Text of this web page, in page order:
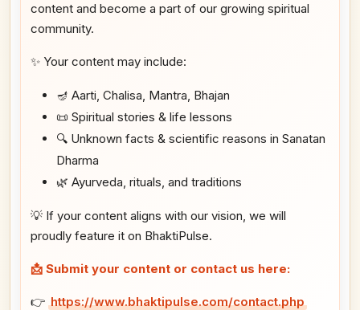
content and become a part of our growing spiritual
community.
✨ Your content may include:
🪔 Aarti, Chalisa, Mantra, Bhajan
📜 Spiritual stories & life lessons
🔍 Unknown facts & scientific reasons in Sanatan
Dharma
🌿 Ayurveda, rituals, and traditions
💡 If your content aligns with our vision, we will
proudly feature it on BhaktiPulse.
📩 Submit your content or contact us here:
👉 https://www.bhaktipulse.com/contact.php